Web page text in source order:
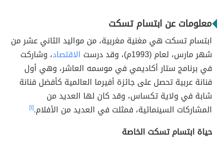
معلومات عن ابتسام تسكت
ابتسام تسكت هي مغنية مغربية، من مواليد الثاني عشر من
شهر مارس، لعام (1993م)، وقد درست
الاقتصاد، وشاركت
في برنامج ستار أكاديمي في موسمه العاشر، وهي أول
فنانة عربية تحصل على جائزة أفيرما العالمية كأفضل فنانة
شابة في ولاية تكساس، وقد كان لها العديد من
المشاركات السينمائية، فمثلت في العديد من الأفلام.[١]
حياة ابتسام تسكت الخاصة